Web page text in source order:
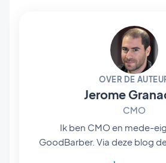
OVER DE
Jerome
CMO
Ik ben CMO en mede-
GoodBarber. Via deze blog deel ik praktische